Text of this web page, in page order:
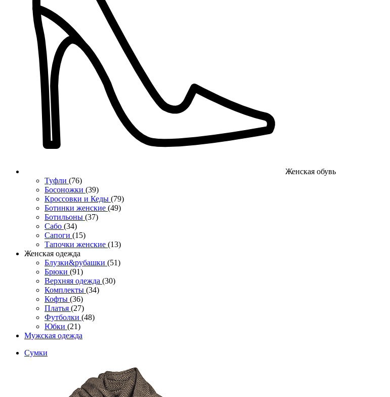
Женcкая обувь
Туфли (76)
Босоножки (39)
Кроссовки и Кеды (79)
Ботинки женские (49)
Ботильоны (37)
Сабо (34)
Сапоги (15)
Тапочки женские (13)
Женская одежда
Блузки&рубашки (51)
Брюки (91)
Верхняя одежда (30)
Комплекты (34)
Кофты (36)
Платья (27)
Футболки (48)
Юбки (21)
Мужская одежда
Сумки